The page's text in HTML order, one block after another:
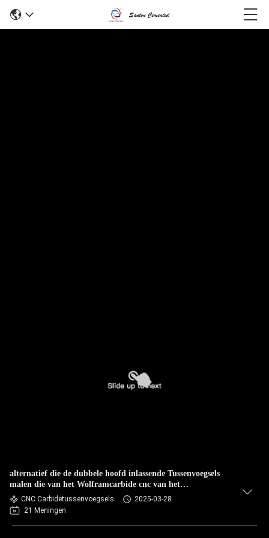
alternatief die de dubbele hoofd inlassende Tussenvoegsels
malen die van het Wolframcarbide cnc van het
tussenvoegselmetaal scherpe hulpmiddelen draaien
CNC Carbidetussenvoegsels
2025-03-28
21 Meningen